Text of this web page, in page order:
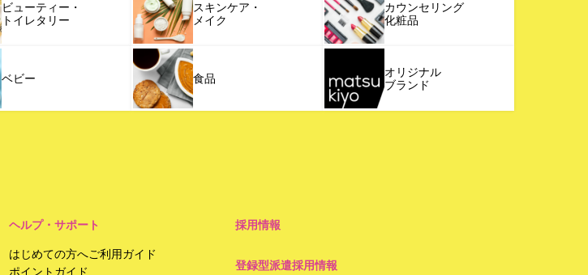
ビューティー・
トイレタリー
スキンケア・
メイク
カウンセリング
化粧品
ベビー 食品
オリジナル
ブランド
ヘルプ・サポート
はじめての方へご利用ガイド
ポイントガイド
採用情報
登録型派遣採用情報